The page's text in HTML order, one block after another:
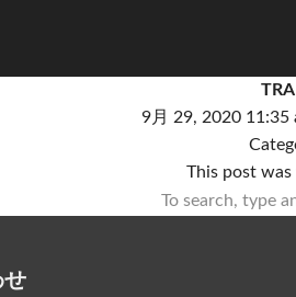
9月 29, 2020 11:35
This post
せ